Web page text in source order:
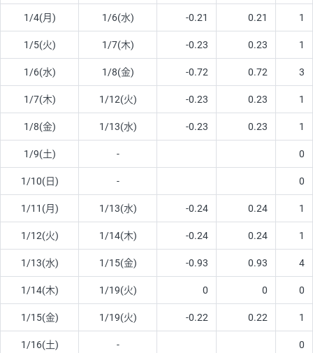
1/4(月) 1/6(水) -0.21 0.21 1
1/5(火) 1/7(木) -0.23 0.23 1
1/6(水) 1/8(金) -0.72 0.72 3
1/7(木) 1/12(火) -0.23 0.23 1
1/8(金) 1/13(水) -0.23 0.23 1
1/9(土) - 0
1/10(日) - 0
1/11(月) 1/13(水) -0.24 0.24 1
1/12(火) 1/14(木) -0.24 0.24 1
1/13(水) 1/15(金) -0.93 0.93 4
1/14(木) 1/19(火) 0 0 0
1/15(金) 1/19(火) -0.22 0.22 1
1/16(土) - 0